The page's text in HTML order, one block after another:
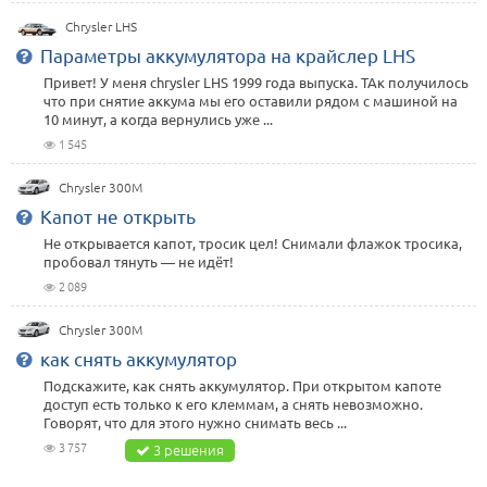
Chrysler LHS
Параметры аккумулятора на крайслер LHS
Привет! У меня chrysler LHS 1999 года выпуска. ТАк получилось
что при снятие аккума мы его оставили рядом с машиной на
10 минут, а когда вернулись уже ...
1 545
Chrysler 300M
Капот не открыть
Не открывается капот, тросик цел! Снимали флажок тросика,
пробовал тянуть — не идёт!
2 089
Chrysler 300M
как снять аккумулятор
Подскажите, как снять аккумулятор. При открытом капоте
доступ есть только к его клеммам, а снять невозможно.
Говорят, что для этого нужно снимать весь ...
3 757 3 решения